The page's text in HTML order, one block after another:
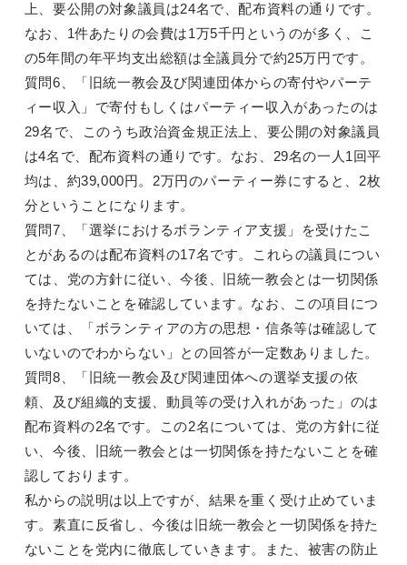
上、要公開の対象議員は24名で、配布資料の通りです。
なお、1件あたりの会費は1万5千円というのが多く、こ
の5年間の年平均支出総額は全議員分で約25万円です。
質問6、「旧統一教会及び関連団体からの寄付やパーテ
ィー収入」で寄付もしくはパーティー収入があったのは
29名で、このうち政治資金規正法上、要公開の対象議員
は4名で、配布資料の通りです。なお、29名の一人1回平
均は、約39,000円。2万円のパーティー券にすると、2枚
分ということになります。
質問7、「選挙におけるボランティア支援」を受けたこ
とがあるのは配布資料の17名です。これらの議員につい
ては、党の方針に従い、今後、旧統一教会とは一切関係
を持たないことを確認しています。なお、この項目につ
いては、「ボランティアの方の思想・信条等は確認して
いないのでわからない」との回答が一定数ありました。
質問8、「旧統一教会及び関連団体への選挙支援の依
頼、及び組織的支援、動員等の受け入れがあった」のは
配布資料の2名です。この2名については、党の方針に従
い、今後、旧統一教会とは一切関係を持たないことを確
認しております。
私からの説明は以上ですが、結果を重く受け止めていま
す。素直に反省し、今後は旧統一教会と一切関係を持た
ないことを党内に徹底していきます。また、被害の防止